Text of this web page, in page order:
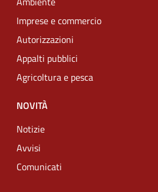
Imprese e commercio
Autorizzazioni
Appalti pubblici
Agricoltura e pesca
NOVITÀ
Notizie
Avvisi
Comunicati